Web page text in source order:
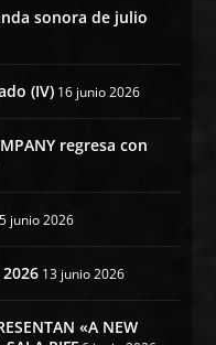
sonora de julio
(IV) 16 junio 2026
regresa con
junio 2026
13 junio 2026
«A NEW